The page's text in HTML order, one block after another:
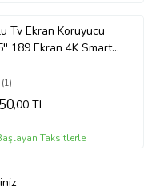
Tv Ekran Koruyucu
189 Ekran 4K Smart
(1)
,00 TL
Taksitlerle